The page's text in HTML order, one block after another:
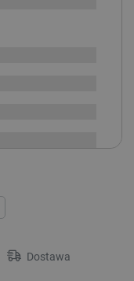
Dostawa